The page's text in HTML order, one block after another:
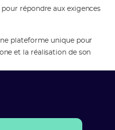
répondre aux exigences
plateforme unique pour
et la réalisation de son